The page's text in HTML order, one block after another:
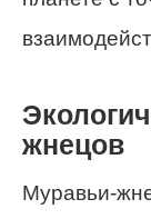
жнецов
Муравьи-